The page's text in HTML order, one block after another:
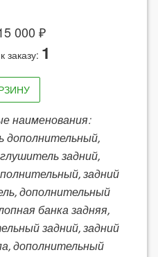
000 ₽
заказу: 1
наименования:
дополнительный,
задний,
задний
дополнительный
банка задняя,
задний, задний
дополнительный